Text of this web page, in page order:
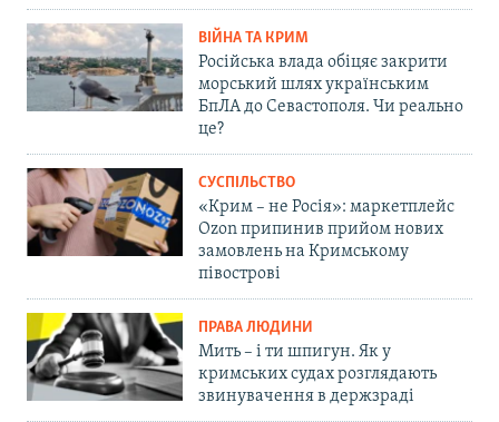
ВІЙНА ТА КРИМ
Російська влада обіцяє закрити
морський шлях українським
БпЛА до Севастополя. Чи реально
це?
СУСПІЛЬСТВО
«Крим – не Росія»: маркетплейс
Ozon припинив прийом нових
замовлень на Кримському
півострові
ПРАВА ЛЮДИНИ
Мить – і ти шпигун. Як у
кримських судах розглядають
звинувачення в держзраді